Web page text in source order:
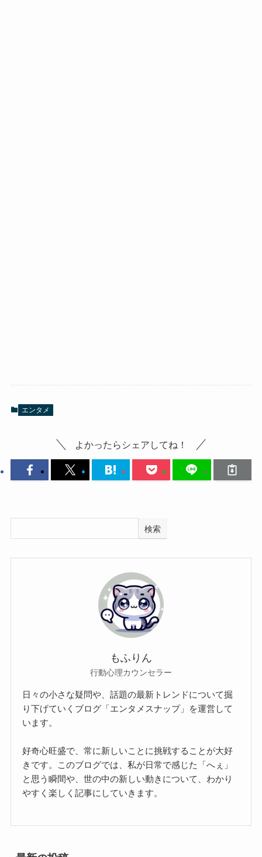
エンタメ
よかったらシェアしてね！
検索
もふりん
行動心理カウンセラー
日々の小さな疑問や、話題の最新トレンドについて掘
り下げていくブログ「エンタメスナップ」を運営して
います。
好奇心旺盛で、常に新しいことに挑戦することが大好
きです。このブログでは、私が日常で感じた「へぇ」
と思う瞬間や、世の中の新しい動きについて、わかり
やすく楽しく記事にしていきます。